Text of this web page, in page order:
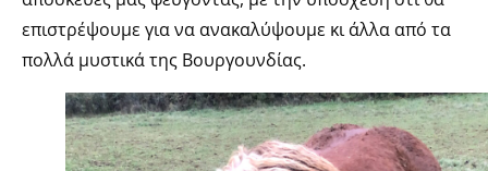
επιστρέψουμε για να ανακαλύψουμε κι άλλα από τα
πολλά μυστικά της Βουργουνδίας.